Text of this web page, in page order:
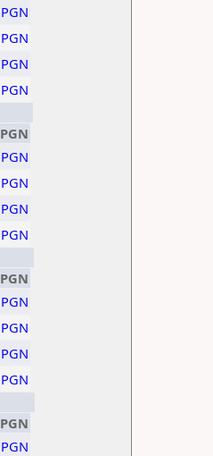
PGN
PGN
PGN
PGN
PGN
PGN
PGN
PGN
PGN
PGN
PGN
PGN
PGN
PGN
PGN
PGN